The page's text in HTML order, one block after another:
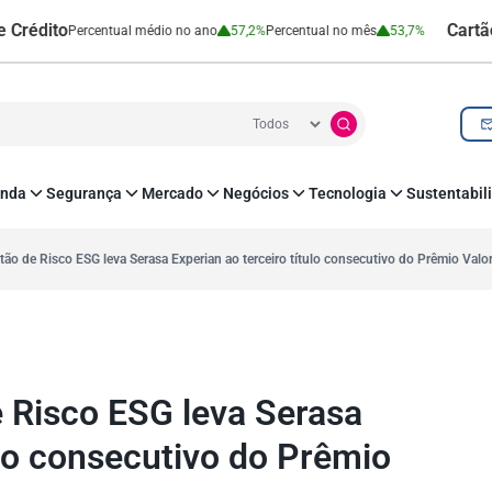
Percentual médio no ano 57,2%Percentual no mês 53,7% Cartão de
Segurança
de Dados
Mercado
Open Finance
Negócios
RH
Tecnologia
O corre de quem
de Risco ESG leva Serasa Experian ao terceiro título consecutivo do Prêmio
ESG leva Serasa
consecutivo do Prêmio